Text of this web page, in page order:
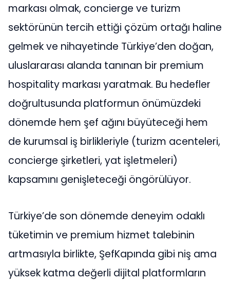
markası olmak, concierge ve turizm
sektörünün tercih ettiği çözüm ortağı haline
gelmek ve nihayetinde Türkiye’den doğan,
uluslararası alanda tanınan bir premium
hospitality markası yaratmak. Bu hedefler
doğrultusunda platformun önümüzdeki
dönemde hem şef ağını büyüteceği hem
de kurumsal iş birlikleriyle (turizm acenteleri,
concierge şirketleri, yat işletmeleri)
kapsamını genişleteceği öngörülüyor.
Türkiye’de son dönemde deneyim odaklı
tüketimin ve premium hizmet talebinin
artmasıyla birlikte, ŞefKapında gibi niş ama
yüksek katma değerli dijital platformların